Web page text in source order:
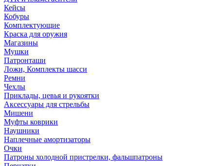
Кейсы
Кобуры
Комплектующие
Краска для оружия
Магазины
Мушки
Патронташи
Ложи, Комплекты шасси
Ремни
Чехлы
Приклады, цевья и рукоятки
Аксессуары для стрельбы
Мишени
Муфты коврики
Наушники
Наплечные амортизаторы
Очки
Патроны холодной пристрелки, фальшпатроны